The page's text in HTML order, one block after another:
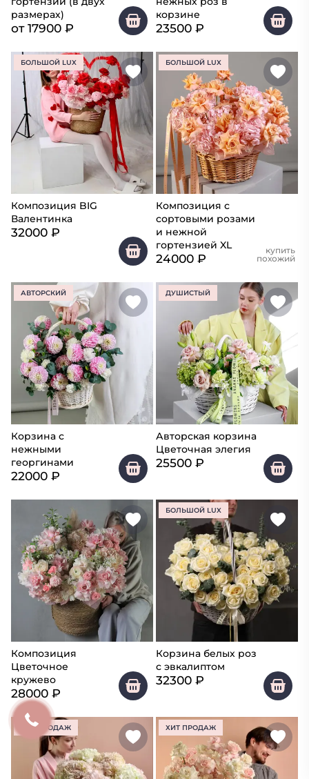
размерах)
от17900 ₽
корзине
23500 ₽
БОЛЬШОЙ LUX
Композиция BIG
Валентинка
32000 ₽
БОЛЬШОЙ LUX
Композиция с
сортовыми розами
и нежной
гортензией XL
24000 ₽
купить
похожий
АВТОРСКИЙ
Корзина с
нежными
георгинами
22000 ₽
ДУШИСТЫЙ
Авторская корзина
Цветочная элегия
25500 ₽
Композиция
Цветочное
кружево
28000 ₽
БОЛЬШОЙ LUX
Корзина белых роз
с эвкалиптом
32300 ₽
ХИТ ПРОДАЖ ХИТ ПРОДАЖ